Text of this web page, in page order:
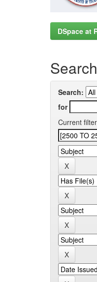
DSpace at
Search
Search:
for
Current